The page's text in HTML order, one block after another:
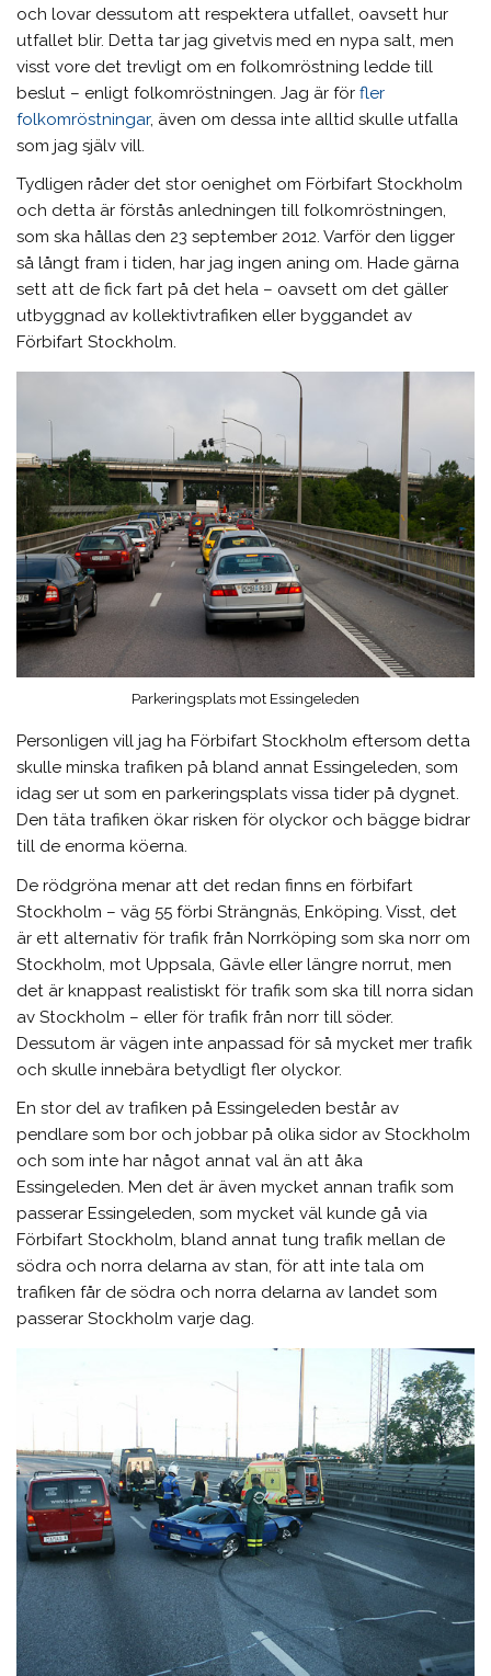
och lovar dessutom att respektera utfallet, oavsett hur
utfallet blir. Detta tar jag givetvis med en nypa salt, men
visst vore det trevligt om en folkomröstning ledde till
beslut – enligt folkomröstningen. Jag är förfler
folkomröstningar, även om dessa inte alltid skulle utfalla
som jag själv vill.
Tydligen råder det stor oenighet om Förbifart Stockholm
och detta är förstås anledningen till folkomröstningen,
som ska hållas den 23 september 2012. Varför den ligger
så långt fram i tiden, har jag ingen aning om. Hade gärna
sett att de fick fart på det hela – oavsett om det gäller
utbyggnad av kollektivtrafiken eller byggandet av
Förbifart Stockholm.
Parkeringsplats mot Essingeleden
Personligen vill jag ha Förbifart Stockholm eftersom detta
skulle minska trafiken på bland annat Essingeleden, som
idag ser ut som en parkeringsplats vissa tider på dygnet.
Den täta trafiken ökar risken för olyckor och bägge bidrar
till de enorma köerna.
De rödgröna menar att det redan finns en förbifart
Stockholm – väg 55 förbi Strängnäs, Enköping. Visst, det
är ett alternativ för trafik från Norrköping som ska norr om
Stockholm, mot Uppsala, Gävle eller längre norrut, men
det är knappast realistiskt för trafik som ska till norra sidan
av Stockholm – eller för trafik från norr till söder.
Dessutom är vägen inte anpassad för så mycket mer trafik
och skulle innebära betydligt fler olyckor.
En stor del av trafiken på Essingeleden består av
pendlare som bor och jobbar på olika sidor av Stockholm
och som inte har något annat val än att åka
Essingeleden. Men det är även mycket annan trafik som
passerar Essingeleden, som mycket väl kunde gå via
Förbifart Stockholm, bland annat tung trafik mellan de
södra och norra delarna av stan, för att inte tala om
trafiken får de södra och norra delarna av landet som
passerar Stockholm varje dag.